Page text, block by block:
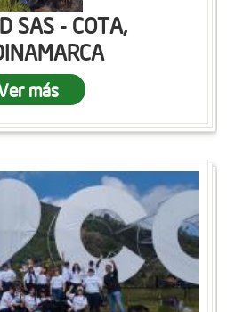
SAS - COTA,
más